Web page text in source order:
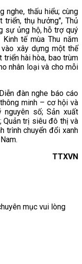
nghe, thấu hiểu; cùng
triển, thụ hưởng", Thủ
sự ủng hộ, hỗ trợ quý
tế mùa Thu năm
xây dựng một thế
triển hài hòa, bao trùm
nhân loại và cho mỗi
đàn nghe báo cáo
minh – cơ hội và
nguyên số; Sản xuất
Quản trị siêu đô thị và
trình chuyển đổi xanh
TTXVN
mục vui lòng